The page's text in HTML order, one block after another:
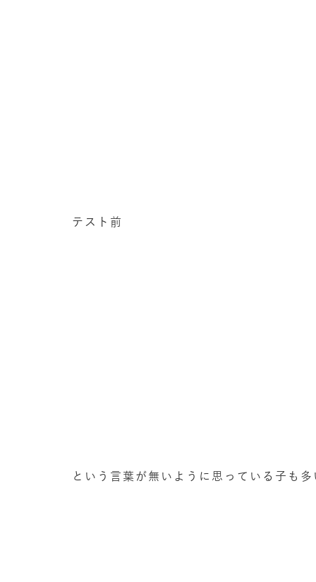
テスト前
という言葉が無いように思っている子も